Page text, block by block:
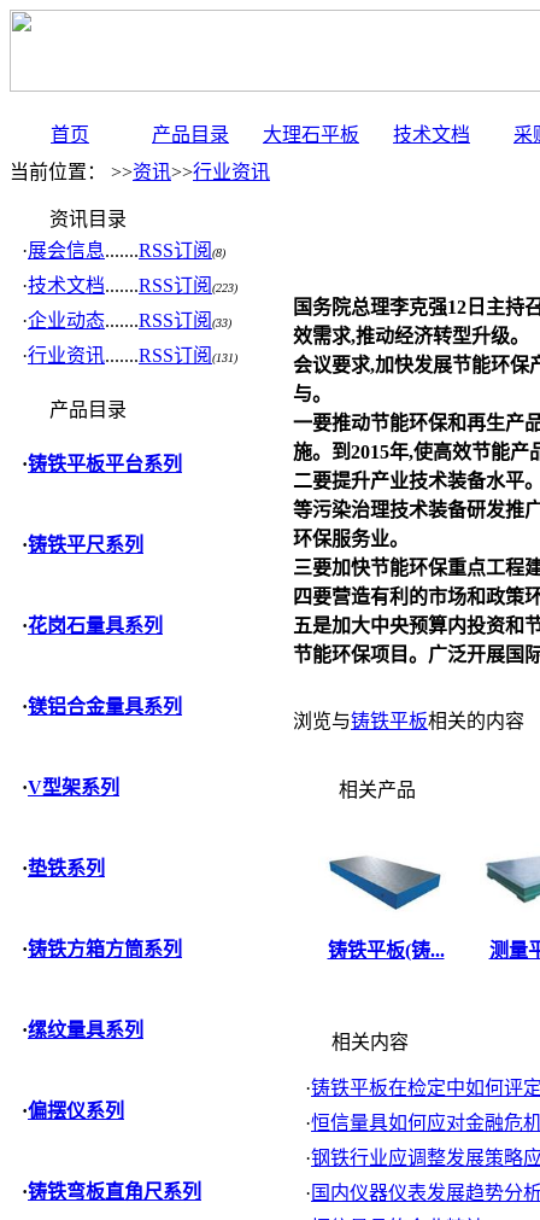
首页 产品目录 大理石平板 技术文档
采
当前位置： >>资讯>>行业资讯
资讯目录
·展会信息.......RSS订阅 (8)
·技术文档.......RSS订阅 (223)
·企业动态.......RSS订阅 (33)
·行业资讯.......RSS订阅 (131)
产品目录
·铸铁平板平台系列
·铸铁平尺系列
·花岗石量具系列
·镁铝合金量具系列
·V型架系列
·垫铁系列
·铸铁方箱方筒系列
·缧纹量具系列
·偏摆仪系列
·铸铁弯板直角尺系列
国务院总理李克强12日主持
效需求,推动经济转型升级。
会议要求,加快发展节能环保
与。
一要推动节能环保和再生产
施。到2015年,使高效节能
二要提升产业技术装备水平
等污染治理技术装备研发推
环保服务业。
三要加快节能环保重点工程
四要营造有利的市场和政策
五是加大中央预算内投资和
节能环保项目。广泛开展国
浏览与铸铁平板相关的内容
相关产品
铸铁平板(铸... 测量
相关内容
·铸铁平板在检定中如何评
·恒信量具如何应对金融危
·钢铁行业应调整发展策略
· 国内仪器仪表发展趋势分